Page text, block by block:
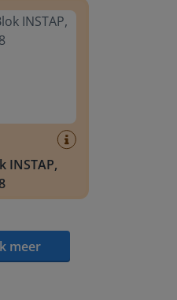
INSTAP,
meer